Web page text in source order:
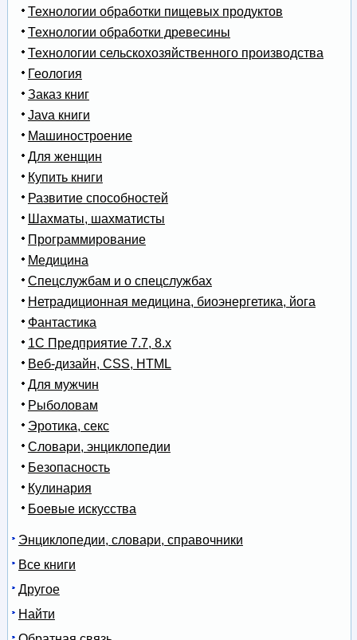
Технологии обработки пищевых продуктов
Технологии обработки древесины
Технологии сельскохозяйственного производства
Геология
Заказ книг
Java книги
Машиностроение
Для женщин
Купить книги
Развитие способностей
Шахматы, шахматисты
Программирование
Медицина
Спецслужбам и о спецслужбах
Нетрадиционная медицина, биоэнергетика, йога
Фантастика
1С Предприятие 7.7, 8.x
Веб-дизайн, CSS, HTML
Для мужчин
Рыболовам
Эротика, секс
Словари, энциклопедии
Безопасность
Кулинария
Боевые искусства
Энциклопедии, словари, справочники
Все книги
Другое
Найти